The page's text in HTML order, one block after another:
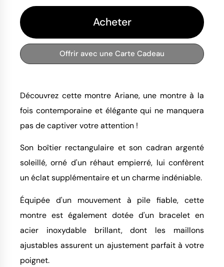
Acheter
Offrir avec une Carte Cadeau
Découvrez cette montre Ariane, une montre à la
fois contemporaine et élégante qui ne manquera
pas de captiver votre attention !
Son boîtier rectangulaire et son cadran argenté
soleillé, orné d'un réhaut empierré, lui confèrent
un éclat supplémentaire et un charme indéniable.
Équipée d'un mouvement à pile fiable, cette
montre est également dotée d'un bracelet en
acier inoxydable brillant, dont les maillons
ajustables assurent un ajustement parfait à votre
poignet.